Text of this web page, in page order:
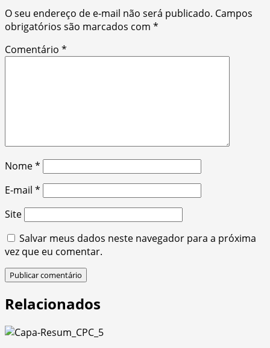
O seu endereço de e-mail não será publicado. Campos
obrigatórios são marcados com *
Comentário *
Nome*
E-mail *
Site
Salvar meus dados neste navegador para a próxima
vez que eu comentar.
Relacionados